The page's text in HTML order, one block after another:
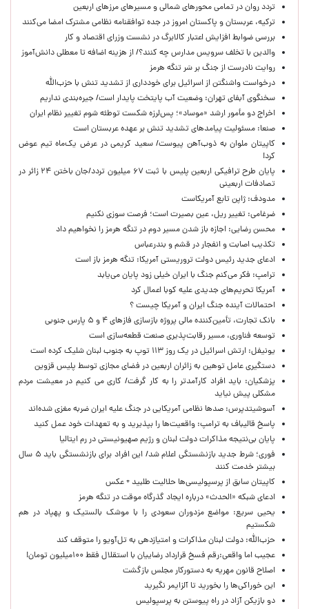
تردد روان در تمامی محورهای شمالی و مسیرهای مرزهای اربعین
ترکیه، عربستان و پاکستان امروز در جده توافقنامه نظامی مشترک امضا می‌کنند
بررسی ضوابط افزایش اعتبار کالابرگ در نشست وزرای اقتصاد و کار
والدین با تخلف سرویس مدارس چه کنند؟/ از هزینه اضافه تا معطلی دانش‌آموز
روایت نادرست از جنگ بر سَر تنگه هرمز
درخواست واشنگتن از اسرائیل برای خودداری از تشدید تنش با حزب‌الله
سخنگوی آبفای تهران: وضعیت آب پایتخت پایدار است/ جیره‌بندی نداریم
اخراج دو مأمور ارشد «موساد»؛ پس‌لرزه شکست توطئه شوم تغییر نظام ایران
صنعا: مسئولیت پیامدهای تشدید تنش بر عهده عربستان است
کاپیتان ملوان به ذوب‌آهن پیوست/ سعید کریمی در عرض یک‌ماه تیم عوض
کرد!
پایان طرح ترافیکی اربعین پلیس با ثبت ۶۷ میلیون تردد/جان باختن ۲۴ زائر در
تصادفات اربعینی
مدودف: ژاپن تابع آمریکاست
ضرغامی: تغییر ریل، عین بصیرت است؛ فرصت سوزی نکنیم
محسن رضایی: اجازه باز شدن مسیر دوم در تنگه هرمز را نخواهیم داد
تکذیب اصابت و انفجار در قشم و بندرعباس
ادعای جدید رئیس دولت تروریستی آمریکا: تنگه هرمز باز است
ترامپ: فکر می‌کنم جنگ با ایران خیلی زود پایان می‌یابد
آمریکا تحریم‌های جدیدی علیه کوبا اعمال کرد
احتمالات آینده جنگ ایران و آمریکا چیست ؟
بانک تجارت، تأمین‌کننده مالی پروژه بازسازی فازهای ۴ و ۵ پارس جنوبی
توسعه فناوری، مسیر رقابت‌پذیری صنعت قطعه‌سازی است
یونیفل: ارتش اسرائیل در یک روز ۱۱۳ توپ به جنوب لبنان شلیک کرده است
دستگیری عامل توهین به زائران اربعین در فضای مجازی توسط پلیس قزوین
پزشکیان: باید افراد کارآمدتر را به کار گرفت/ کاری می کنیم در معیشت مردم
مشکلی پیش نیاید
آسوشیتدپرس: صدها نظامی آمریکایی در جنگ علیه ایران ضربه مغزی شده‌اند
پاسخ قالیباف به ترامپ: واقعیت‌ها را بپذیرید و به تعهدات خود عمل کنید
پایان بی‌نتیجه مذاکرات دولت لبنان و رژیم صهیونیستی در رم ایتالیا
فوری؛ شرط جدید بازنشستگی اعلام شد/ این افراد برای بازنشستگی باید ۵ سال
بیشتر خدمت کنند
کاپیتان سابق از پرسپولیسی‌ها حلالیت طلبید + عکس
ادعای شبکه «الحدث» درباره ایجاد گذرگاه موقت در تنگه هرمز
یحیی سریع: مواضع مزدوران سعودی را با موشک بالستیک و پهپاد در هم
شکستیم
حزب‌الله: دولت لبنان مذاکرات و امتیازدهی به تل‌آویو را متوقف کند
عجیب اما واقعی:رقم فسخ قرارداد رضاییان با استقلال فقط ۱۰۰میلیون تومان!
اصلاح قانون مهریه به دستورکار مجلس بازگشت
این خوراکی‌ها را بخورید تا آلزایمر نگیرید
دو بازیکن آزاد در راه پیوستن به پرسپولیس